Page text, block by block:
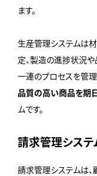
ます。
生産管理システムは
定、製造の進捗状況
一連のプロセスを管理
品質の高い商品を期
ムです。
請求管理システ
請求管理システムは、